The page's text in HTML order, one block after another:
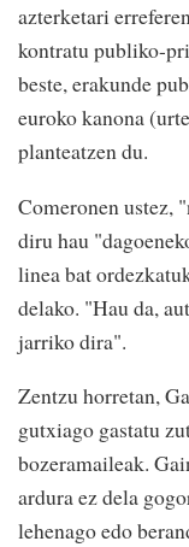
azterketari
kontratu publiko-
beste, erakunde
euroko kanona
planteatzen du.
Comeronen ustez,
diru hau
linea bat
delako. "Hau da,
jarriko dira".
Zentzu horretan,
gutxiago gastatu
bozeramaileak.
ardura ez dela
lehenago edo